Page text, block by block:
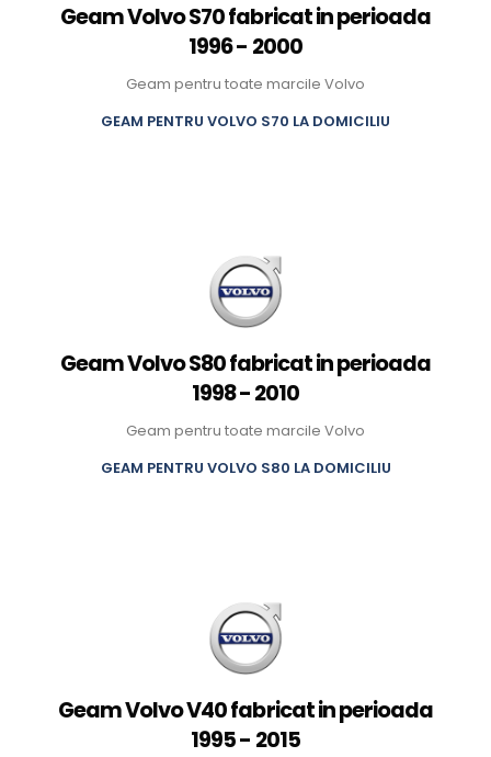
Geam Volvo S70 fabricat in perioada
1996 - 2000
Geam pentru toate marcile Volvo
GEAM PENTRU VOLVO S70 LA DOMICILIU
Geam Volvo S80 fabricat in perioada
1998 - 2010
Geam pentru toate marcile Volvo
GEAM PENTRU VOLVO S80 LA DOMICILIU
Geam Volvo V40 fabricat in perioada
1995 - 2015